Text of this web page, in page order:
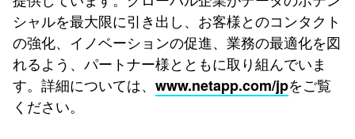
シャルを最大限に引き出し、お客様とのコンタクト
の強化、イノベーションの促進、業務の最適化を図
れるよう、パートナー様とともに取り組んでいま
す。詳細については、 www.netapp.com/jpをご覧
ください。